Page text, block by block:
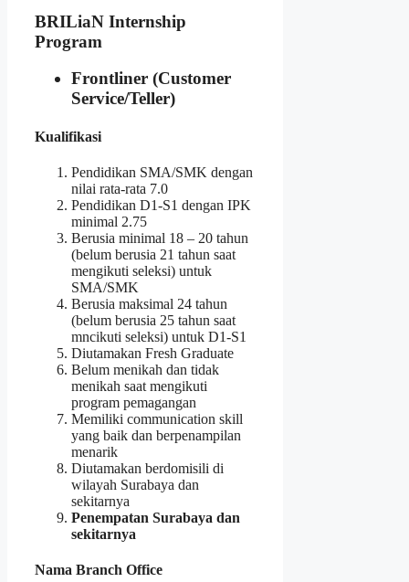
BRILiaN Internship
Program
Frontliner (Customer
Service/Teller)
Kualifikasi
Pendidikan SMA/SMK dengan
nilai rata-rata 7.0
Pendidikan D1-S1 dengan IPK
minimal 2.75
Berusia minimal 18 – 20 tahun
(belum berusia 21 tahun saat
mengikuti seleksi) untuk
SMA/SMK
Berusia maksimal 24 tahun
(belum berusia 25 tahun saat
mncikuti seleksi) untuk D1-S1
Diutamakan Fresh Graduate
Belum menikah dan tidak
menikah saat mengikuti
program pemagangan
Memiliki communication skill
yang baik dan berpenampilan
menarik
Diutamakan berdomisili di
wilayah Surabaya dan
sekitarnya
Penempatan Surabaya dan
sekitarnya
Nama Branch Office